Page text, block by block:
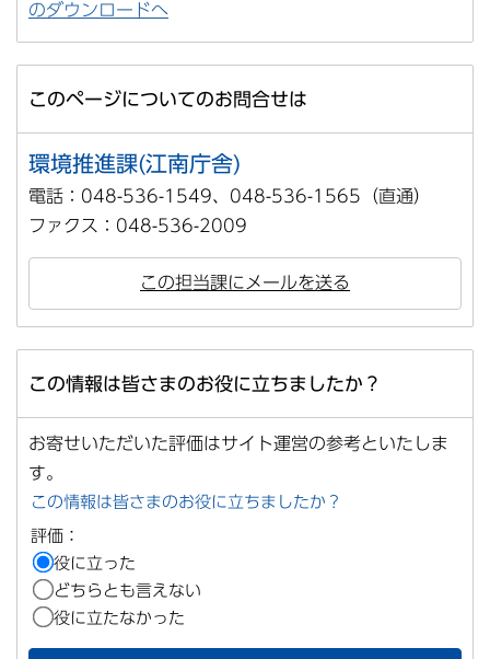
のダウンロードへ
このページについてのお問合せは
環境推進課(江南庁舎)
電話：048-536-1549、048-536-1565（直通）
ファクス：048-536-2009
この担当課にメールを送る
この情報は皆さまのお役に立ちましたか？
お寄せいただいた評価はサイト運営の参考といたしま
す。
この情報は皆さまのお役に立ちましたか？
評価：
役に立った
どちらとも言えない
役に立たなかった